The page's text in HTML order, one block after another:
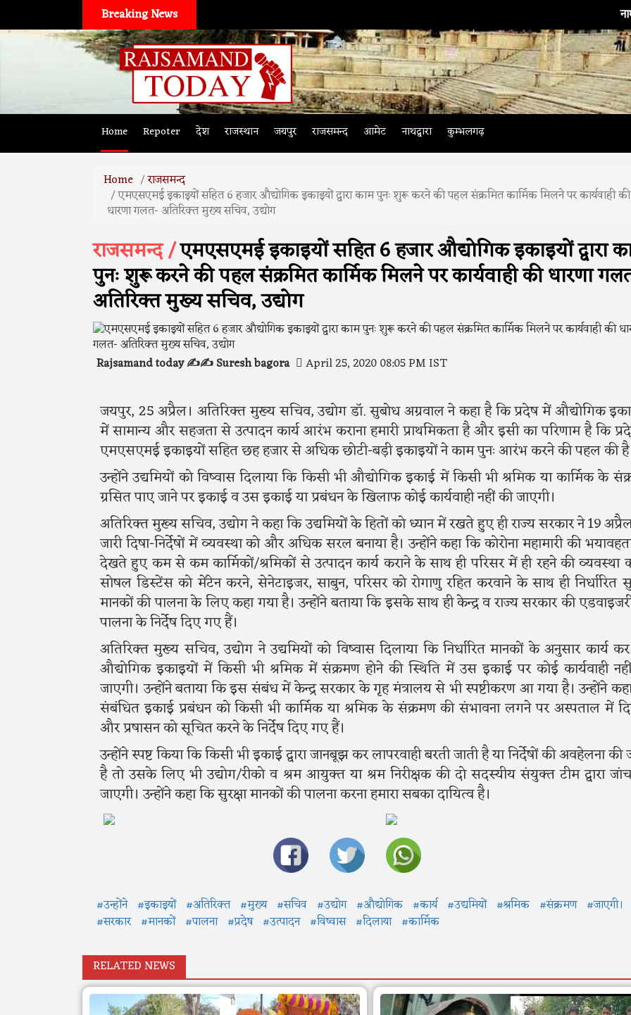
Breaking News ।
Home Repoter देश राजस्थान जयपुर राजसमन्द आमेट नाथद्वारा कुम्भलगढ़
Home राजसमन्द
एमएसएमई इकाइयों सहित 6 हजार औद्योगिक इकाइयों द्वारा काम पुनः शुरू करने की पहल संक्रमित कार्मिक मिलने पर कार्यवाही की
धारणा गलत- अतिरिक्त मुख्य सचिव, उद्योग
राजसमन्द /एमएसएमई इकाइयों सहित 6 हजार औद्योगिक इकाइयों द्वारा
पुनः शुरू करने की पहल संक्रमित कार्मिक मिलने पर कार्यवाही की धारणा
अतिरिक्त मुख्य सचिव, उद्योग
Rajsamand today ✍️✍️ Suresh bagora April 25, 2020 08:05 PM IST
जयपुर, 25 अप्रैल। अतिरिक्त मुख्य सचिव, उद्योग डाॅ. सुबोध अग्रवाल ने कहा है कि प्रदेष में औद्योगिक
में सामान्य और सहजता से उत्पादन कार्य आरंभ कराना हमारी प्राथमिकता है और इसी का परिणाम है कि
एमएसएमई इकाइयों सहित छह हजार से अधिक छोटी-बड़ी इकाइयों ने काम पुनः आरंभ करने की पहल की
उन्होंने उद्यमियों को विष्वास दिलाया कि किसी भी औद्योगिक इकाई में किसी भी श्रमिक या कार्मिक के
ग्रसित पाए जाने पर इकाई व उस इकाई या प्रबंधन के खिलाफ कोई कार्यवाही नहीं की जाएगी।
अतिरिक्त मुख्य सचिव, उद्योग ने कहा कि उद्यमियों के हितों को ध्यान में रखते हुए ही राज्य सरकार ने 19
जारी दिषा-निर्देषों में व्यवस्था को और अधिक सरल बनाया है। उन्होंने कहा कि कोरोना महामारी की
देखते हुए कम से कम कार्मिकों/श्रमिकों से उत्पादन कार्य कराने के साथ ही परिसर में ही रहने की व्यवस्था
सोषल डिस्टेंस को मेंटेन करने, सेनेटाइजर, साबुन, परिसर को रोगाणु रहित करवाने के साथ ही निर्धारित
मानकों की पालना के लिए कहा गया है। उन्होंने बताया कि इसके साथ ही केन्द्र व राज्य सरकार की
पालना के निर्देष दिए गए हैं।
अतिरिक्त मुख्य सचिव, उद्योग ने उद्यमियों को विष्वास दिलाया कि निर्धारित मानकों के अनुसार कार्य
औद्योगिक इकाइयों में किसी भी श्रमिक में संक्रमण होने की स्थिति में उस इकाई पर कोई कार्यवाही
जाएगी। उन्होंने बताया कि इस संबंध में केन्द्र सरकार के गृह मंत्रालय से भी स्पष्टीकरण आ गया है। उन्होंने
संबंधित इकाई प्रबंधन को किसी भी कार्मिक या श्रमिक के संक्रमण की संभावना लगने पर अस्पताल में
और प्रषासन को सूचित करने के निर्देष दिए गए हैं।
उन्होंने स्पष्ट किया कि किसी भी इकाई द्वारा जानबूझ कर लापरवाही बरती जाती है या निर्देषों की अवहेलना की
है तो उसके लिए भी उद्योग/रीको व श्रम आयुक्त या श्रम निरीक्षक की दो सदस्यीय संयुक्त टीम द्वारा
जाएगी। उन्होंने कहा कि सुरक्षा मानकों की पालना करना हमारा सबका दायित्व है।
#उन्होंने #इकाइयों #अतिरिक्त #मुख्य #सचिव #उद्योग #औद्योगिक #कार्य #उद्यमियों #श्रमिक #संक्रमण #जाएगी।
#सरकार #मानकों #पालना #प्रदेष #उत्पादन #विष्वास #दिलाया #कार्मिक
RELATED NEWS